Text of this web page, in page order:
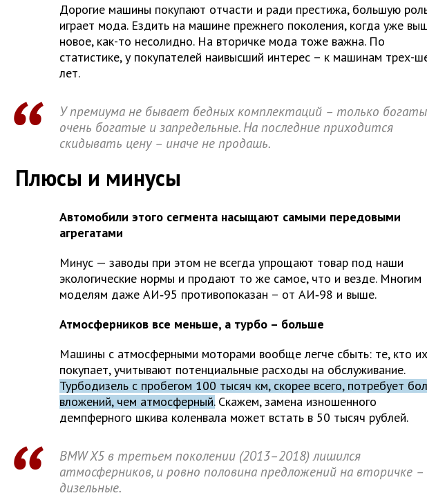
Дорогие машины покупают отчасти и ради престижа, большую
играет мода. Ездить на машине прежнего поколения, когда уже
новое, как-то несолидно. На вторичке мода тоже важна. По
статистике, у покупателей наивысший интерес – к машинам трех-
лет.
У премиума не бывает бедных комплектаций – только
очень богатые и запредельные. На последние приходится
скидывать цену – иначе не продашь.
Плюсы и минусы
Автомобили этого сегмента насыщают самыми передовыми
агрегатами
Минус — заводы при этом не всегда упрощают товар под наши
экологические нормы и продают то же самое, что и везде. Многим
моделям даже АИ‑95 противопоказан – от АИ‑98 и выше.
Атмосферников все меньше, а турбо – больше
Машины с атмосферными моторами вообще легче сбыть: те, кто их
покупает, учитывают потенциальные расходы на обслуживание.
Турбодизель с пробегом 100 тысяч км, скорее всего, потребует
вложений, чем атмосферный.Скажем, замена изношенного
демпферного шкива коленвала может встать в 50 тысяч рублей.
BMW X5 в третьем поколении (2013–2018) лишился
атмосферников, и ровно половина предложений на вторичке –
дизельные.